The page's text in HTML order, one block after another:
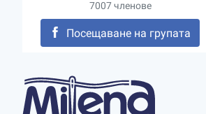
7007 членове
Посещаване на групата